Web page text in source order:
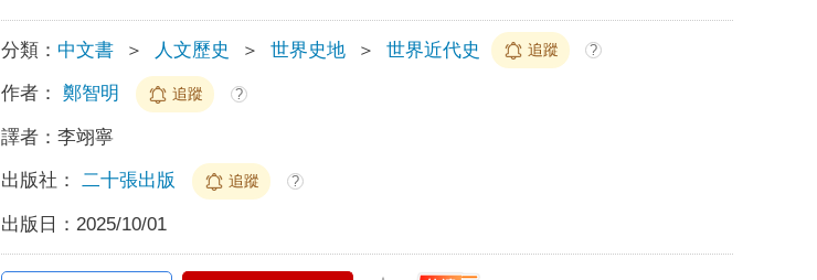
分類： 中文書 ＞ 人文歷史 ＞ 世界史地 ＞ 世界近代史 追蹤 ?
作者： 鄭智明 追蹤 ?
譯者：李翊寧
出版社： 二十張出版 追蹤 ?
出版日： 2025/10/01